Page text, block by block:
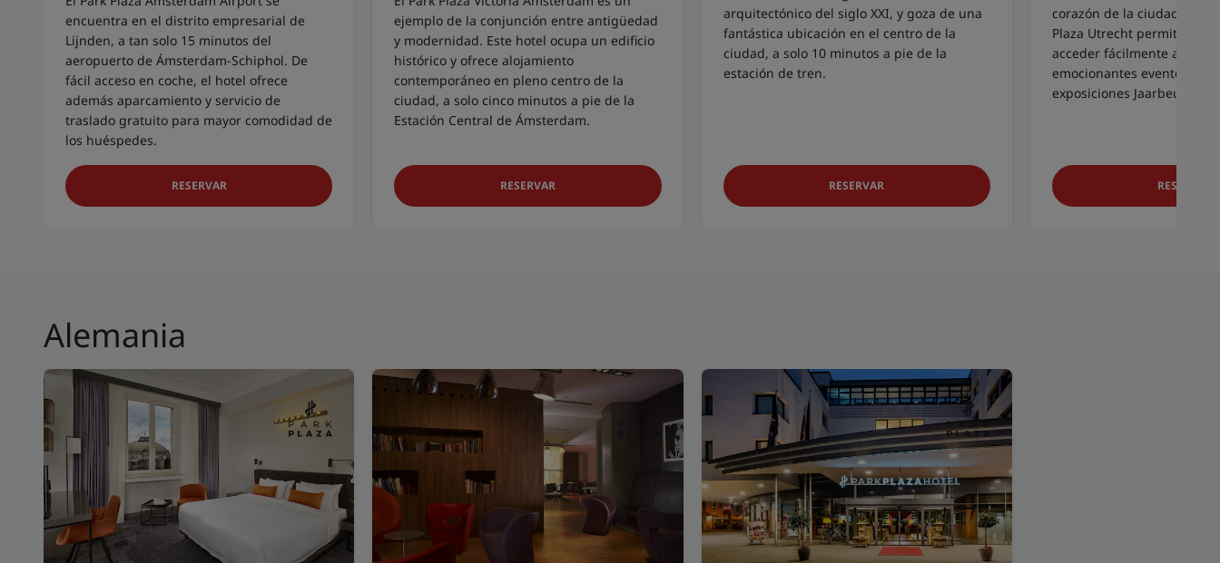
encuentra en el distrito empresarial de
Lijnden, a tan solo 15 minutos del
aeropuerto de Ámsterdam-Schiphol. De
fácil acceso en coche, el hotel ofrece
además aparcamiento y servicio de
traslado gratuito para mayor comodidad de
los huéspedes.
RESERVAR
ejemplo de la conjunción entre antigüedad
y modernidad. Este hotel ocupa un edificio
histórico y ofrece alojamiento
contemporáneo en pleno centro de la
ciudad, a solo cinco minutos a pie de la
Estación Central de Ámsterdam.
RESERVAR
arquitectónico del siglo XXI, y goza de una
fantástica ubicación en el centro de la
ciudad, a solo 10 minutos a pie de la
estación de tren.
RESERVAR
corazón de la ciudad, el
Plaza Utrecht permite a
acceder fácilmente a las
emocionantes eventos del
exposiciones Jaarbeurs.
RESERVAR
Alemania